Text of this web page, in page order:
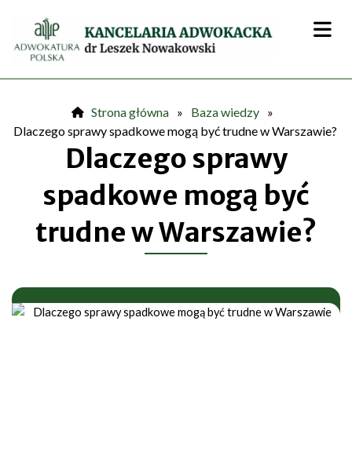
treści
Strona główna » Baza wiedzy »
Dlaczego sprawy spadkowe mogą być trudne w Warszawie?
Dlaczego sprawy
spadkowe mogą być
trudne w Warszawie?